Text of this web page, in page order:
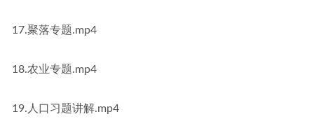
17.聚落专题.mp4
18.农业专题.mp4
19.人口习题讲解.mp4